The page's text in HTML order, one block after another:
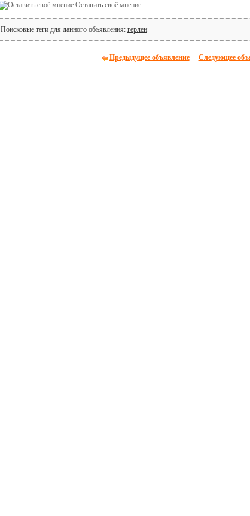
Оставить своё мнение
Поисковые теги для данного объявления: герлен
Предыдущее объявление Следующее